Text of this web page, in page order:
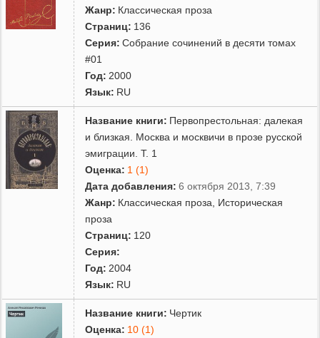
Жанр: Классическая проза
Страниц: 136
Серия: Собрание сочинений в десяти томах
#01
Год: 2000
Язык: RU
Название книги: Первопрестольная: далекая
и близкая. Москва и москвичи в прозе русской
эмиграции. Т. 1
Оценка: 1 (1)
Дата добавления: 6 октября 2013, 7:39
Жанр: Классическая проза
Историческая
проза
Страниц: 120
Серия:
Год: 2004
Язык: RU
Название книги: Чертик
Оценка: 10 (1)